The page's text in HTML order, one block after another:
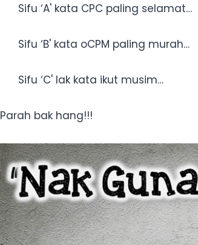
Sifu ‘A' kata CPC paling selamat…
Sifu ‘B' kata oCPM paling murah…
Sifu ‘C' lak kata ikut musim…
Parah bak hang!!!